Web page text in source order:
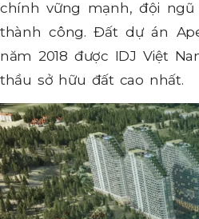
chính vững mạnh, đội
thành công. Đất dự án
năm 2018 được IDJ Việt
thầu sở hữu đất cao nhất.